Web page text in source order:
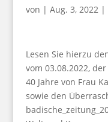
von | Aug. 3, 2022|
Lesen Sie hierzu
vom 03.08.2022,
40 Jahre von Frau
sowie den